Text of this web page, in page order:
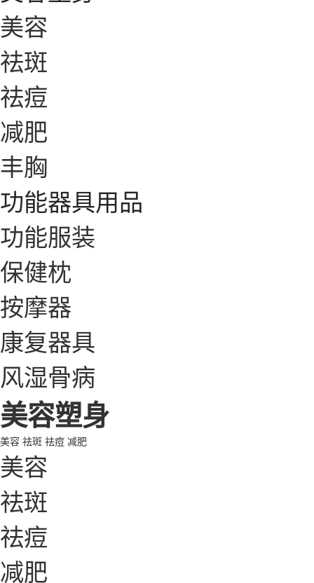
美容
祛斑
祛痘
减肥
丰胸
功能器具用品
功能服装
保健枕
按摩器
康复器具
风湿骨病
美容塑身
美容 祛斑 祛痘 减肥
美容
祛斑
祛痘
减肥